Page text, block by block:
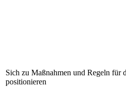
Sich zu Maßnahmen und Regeln für
positionieren